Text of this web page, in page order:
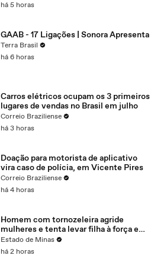
há 5 horas
GAAB - 17 Ligações | Sonora Apresenta
Terra Brasil
há 6 horas
Carros elétricos ocupam os 3 primeiros
lugares de vendas no Brasil em julho
Correio Braziliense
há 3 horas
Doação para motorista de aplicativo
vira caso de polícia, em Vicente Pires
Correio Braziliense
há 4 horas
Homem com tornozeleira agride
mulheres e tenta levar filha à força em
Juiz de Fora
Estado de Minas
há 2 horas